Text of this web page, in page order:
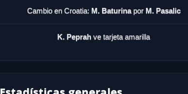
Cambio en Croatia: M. Baturinapor M. Pasalic
K. Peprah ve tarjeta amarilla